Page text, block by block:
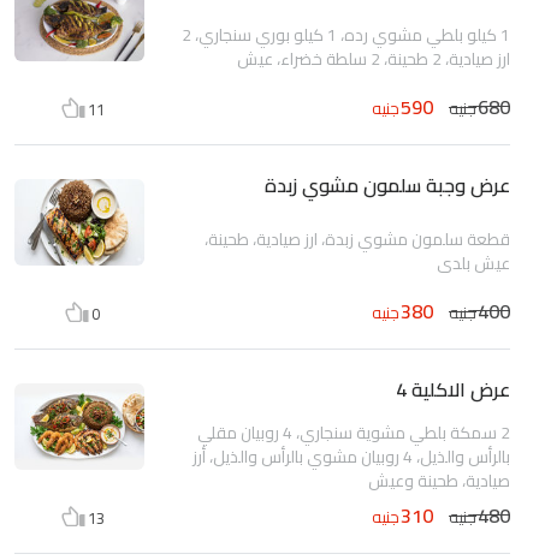
1 كيلو بلطي مشوي رده، 1 كيلو بوري سنجاري، 2
ارز صيادية، 2 طحينة، 2 سلطة خضراء، عيش
680جنيه 590جنيه 11
عرض وجبة سلمون مشوي زبدة
قطعة سلمون مشوي زبدة، ارز صيادية، طحينة،
عيش بلدي
400جنيه 380جنيه 0
عرض الاكلية 4
2 سمكة بلطي مشوية سنجاري، 4 روبيان مقلي
بالرأس والذيل، 4 روبيان مشوي بالرأس والذيل، أرز
صيادية، طحينة وعيش
480جنيه 310جنيه 13